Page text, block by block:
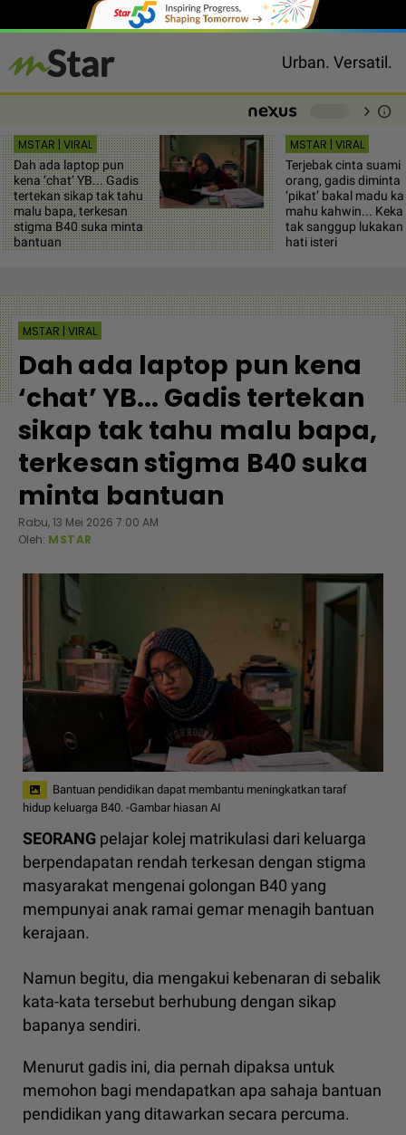
Urban. Versatil.
chevron_right info
MSTAR | VIRAL
Dah ada laptop pun
kena ‘chat’ YB... Gadis
tertekan sikap tak tahu
malu bapa, terkesan
stigma B40 suka minta
bantuan
MSTAR | VIRAL
Terjebak cinta suami
orang, gadis diminta
‘pikat’ bakal madu
mahu kahwin...
tak sanggup lukakan
hati isteri
MSTAR | VIRAL
Dah ada laptop pun kena
‘chat’ YB... Gadis tertekan
sikap tak tahu malu bapa,
terkesan stigma B40 suka
minta bantuan
Rabu, 13 Mei 2026 7:00 AM
Oleh: MSTAR
Bantuan pendidikan dapat membantu meningkatkan taraf
hidup keluarga B40. -Gambar hiasan AI
SEORANG pelajar kolej matrikulasi dari keluarga
berpendapatan rendah terkesan dengan stigma
masyarakat mengenai golongan B40 yang
mempunyai anak ramai gemar menagih bantuan
kerajaan.
Namun begitu, dia mengakui kebenaran di sebalik
kata-kata tersebut berhubung dengan sikap
bapanya sendiri.
Menurut gadis ini, dia pernah dipaksa untuk
memohon bagi mendapatkan apa sahaja bantuan
pendidikan yang ditawarkan secara percuma.